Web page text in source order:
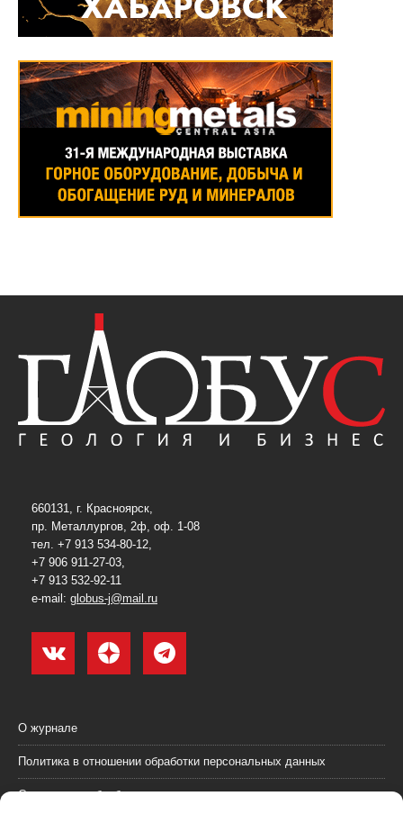
660131, г. Красноярск,
пр. Металлургов, 2ф, оф. 1-08
тел. +7 913 534-80-12,
+7 906 911-27-03,
+7 913 532-92-11
e-mail: globus-j@mail.ru
О журнале
Политика в отношении обработки персональных данных
Согласие на обработку персональных данных